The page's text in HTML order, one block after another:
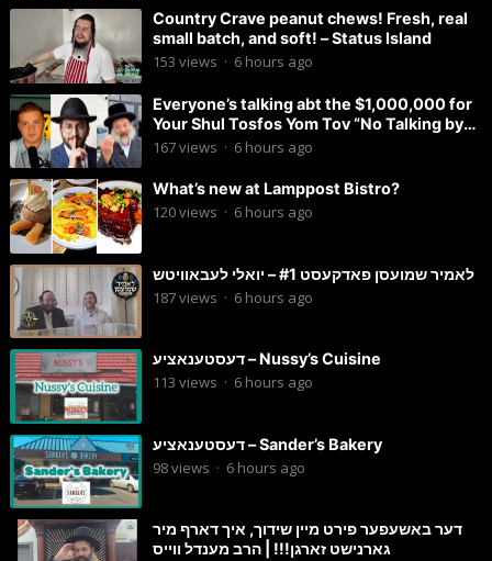
Country Crave peanut chews! Fresh, real
small batch, and soft! – Status Island
153 views · 6 hours ago
Everyone’s talking abt the $1,000,000 for
Your Shul Tosfos Yom Tov “No Talking by
Davening” movement
167views · 6 hours ago
What’s new at Lamppost Bistro?
120views · 6 hours ago
לאמיר שמועסן פאדקעסט #1 – יואלי לעבאוויטש
187views · 6 hours ago
דעסטענאציע – Nussy’s Cuisine
113 views · 6 hours ago
דעסטענאציע – Sander’s Bakery
98views · 6 hours ago
דער באשעפער פירט מיין שידוך, איך דארף מיר
גארנישט זארגן!!! | הרב מענדל ווייס